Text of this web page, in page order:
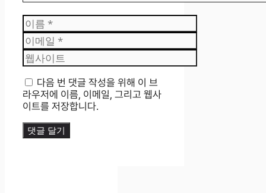
이
름
이
메
일
웹
사
이
트
다음 번 댓글 작성을 위해 이 브
라우저에 이름, 이메일, 그리고 웹사
이트를 저장합니다.